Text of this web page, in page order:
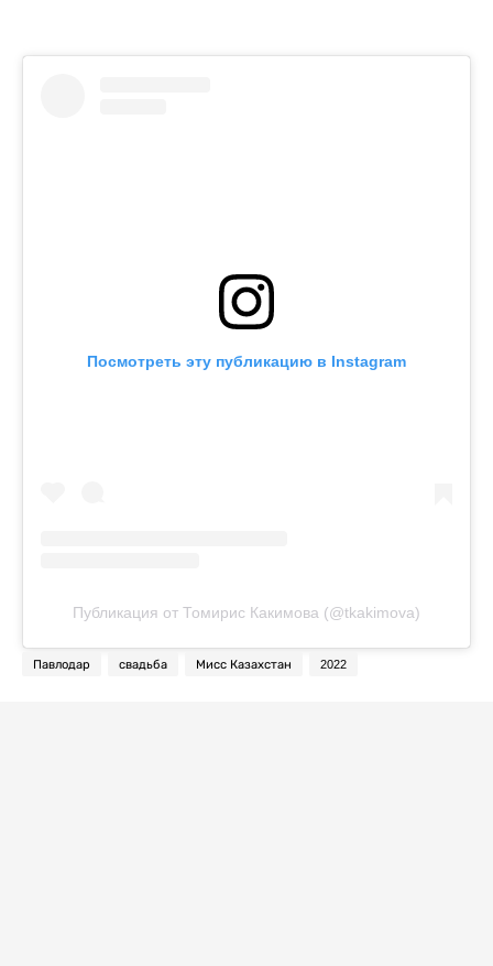
Посмотреть эту публикацию в Instagram
Публикация от Томирис Какимова (@tkakimova)
Павлодар свадьба Мисс Казахстан 2022